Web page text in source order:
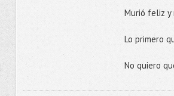
Murió feliz y
Lo primero
No quiero